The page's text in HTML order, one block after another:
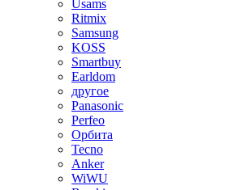
Usams
Ritmix
Samsung
KOSS
Smartbuy
Earldom
другое
Panasonic
Perfeo
Орбита
Tecno
Anker
WiWU